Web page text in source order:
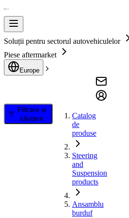
Soluții pentru sectorul autovehiculelor
Piese aftermarket
Europe
Filtrare și
căutare
Catalog
de
produse
Steering
and
Suspension
products
Ansamblu
burduf